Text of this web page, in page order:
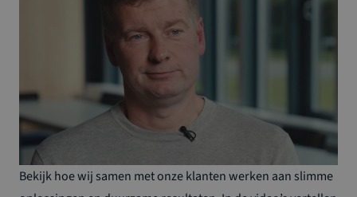
Bekijk hoe wij samen met onze klanten werken aan slimme